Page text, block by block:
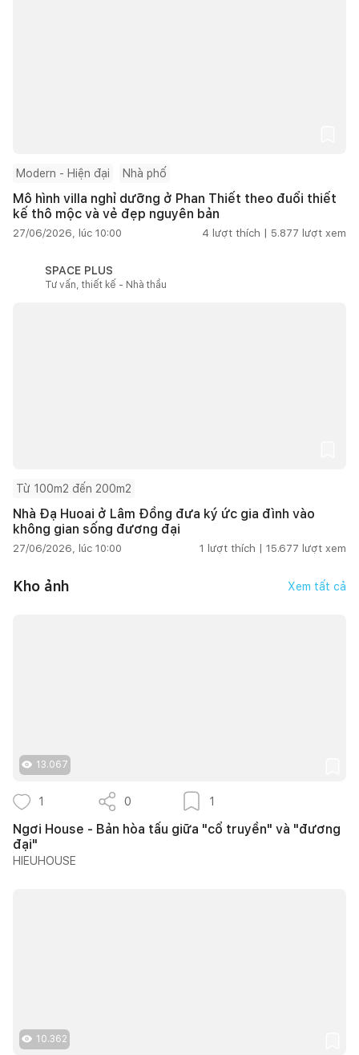
Modern - Hiện đại Nhà phố
Mô hình villa nghỉ dưỡng ở Phan Thiết theo đuổi thiết
kế thô mộc và vẻ đẹp nguyên bản
27/06/2026, lúc 10:00 4 lượt thích | 5.877 lượt xem
SPACE PLUS
Tư vấn, thiết kế - Nhà thầu
Từ 100m2 đến 200m2
Nhà Đạ Huoai ở Lâm Đồng đưa ký ức gia đình vào
không gian sống đương đại
27/06/2026, lúc 10:00 1 lượt thích | 15.677 lượt xem
Kho ảnh Xem tất cả
13.067
1 0 1
Ngơi House - Bản hòa tấu giữa "cổ truyền" và "đương
đại"
HIEUHOUSE
10.362